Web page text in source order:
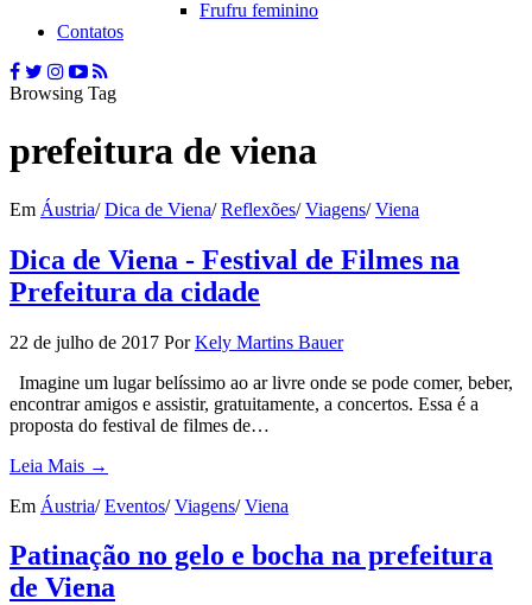
Frufru feminino
Contatos
Browsing Tag
prefeitura de viena
Em Áustria/ Dica de Viena/ Reflexões/ Viagens/ Viena
Dica de Viena - Festival de Filmes na
Prefeitura da cidade
22 de julho de 2017 Por Kely Martins Bauer
Imagine um lugar belíssimo ao ar livre onde se pode comer, beber,
encontrar amigos e assistir, gratuitamente, a concertos. Essa é a
proposta do festival de filmes de…
Leia Mais →
Em Áustria/ Eventos/ Viagens/ Viena
Patinação no gelo e bocha na prefeitura
de Viena